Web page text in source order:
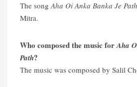
The songAha Oi Anka Banka Je Path
Mitra.
Who composed the music forAha
Path?
The music was composed by Salil